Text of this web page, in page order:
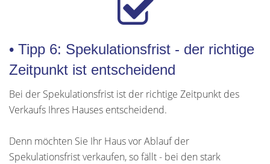
• Tipp 6: Spekulationsfrist - der richtige
Zeitpunkt ist entscheidend
Bei der Spekulationsfrist ist der richtige Zeitpunkt des
Verkaufs Ihres Hauses entscheidend.
Denn möchten Sie Ihr Haus vor Ablauf der
Spekulationsfrist verkaufen, so fällt - bei den stark